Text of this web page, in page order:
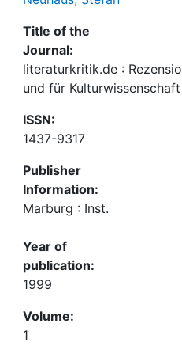
Title of the
Journal:
literaturkritik.de :
und für Kulturwissenschaft
ISSN:
1437-9317
Publisher
Information:
Marburg : Inst.
Year of
publication:
1999
Volume:
1